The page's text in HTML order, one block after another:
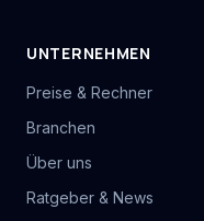
UNTERNEHMEN
Preise & Rechner
Branchen
Über uns
Ratgeber & News